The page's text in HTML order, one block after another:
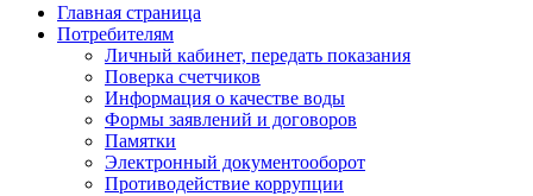
Главная страница
Потребителям
Личный кабинет, передать показания
Поверка счетчиков
Информация о качестве воды
Формы заявлений и договоров
Памятки
Электронный документооборот
Противодействие коррупции